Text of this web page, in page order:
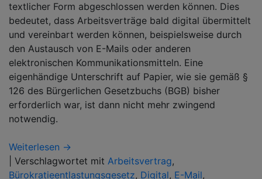
textlicher Form abgeschlossen werden können. Dies
bedeutet, dass Arbeitsverträge bald digital übermittelt
und vereinbart werden können, beispielsweise durch
den Austausch von E-Mails oder anderen
elektronischen Kommunikationsmitteln. Eine
eigenhändige Unterschrift auf Papier, wie sie gemäß §
126 des Bürgerlichen Gesetzbuchs (BGB) bisher
erforderlich war, ist dann nicht mehr zwingend
notwendig.
Weiterlesen →
Verschlagwortet mit Arbeitsvertrag,
Bürokratieentlastungsgesetz, Digital, E-Mail,